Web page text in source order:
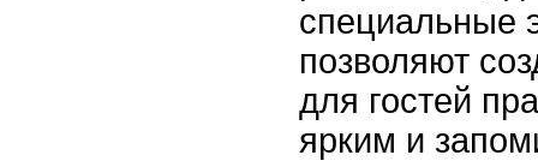
специальные
позволяют
для гостей
ярким и